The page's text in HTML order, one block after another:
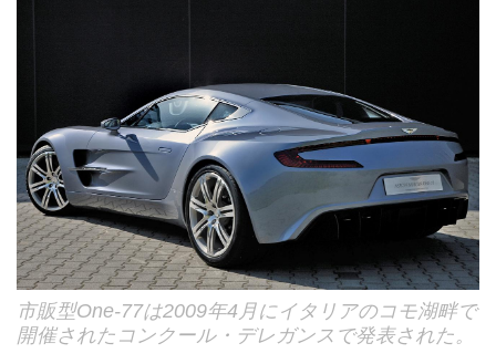
市販型One-77は2009年4月にイタリアのコモ湖畔で
開催されたコンクール・デレガンスで発表された。